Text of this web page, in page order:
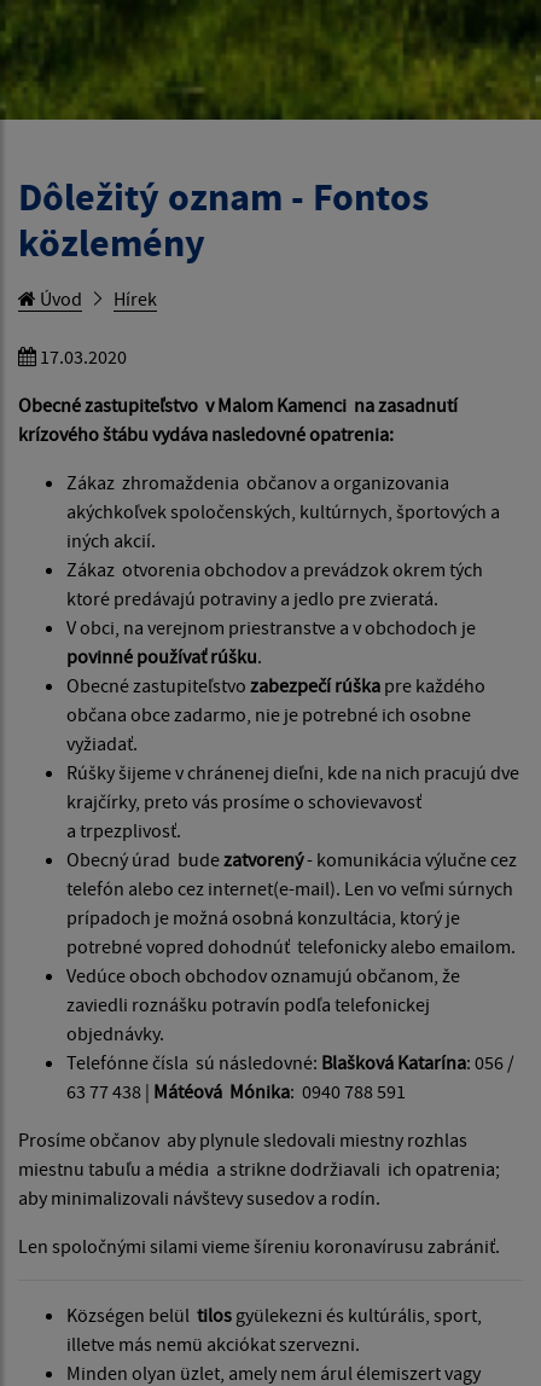
Dôležitý oznam - Fontos
közlemény
Úvod Hírek
17.03.2020
Obecné zastupiteľstvo v Malom Kamenci na zasadnutí
krízového štábu vydáva nasledovné opatrenia:
Zákaz zhromaždenia občanov a organizovania
akýchkoľvek spoločenských, kultúrnych, športových a
iných akcií.
Zákaz otvorenia obchodov a prevádzok okrem tých
ktoré predávajú potraviny a jedlo pre zvieratá.
V obci, na verejnom priestranstve a v obchodoch je
povinné používať rúšku.
Obecné zastupiteľstvo zabezpečí rúška pre každého
občana obce zadarmo, nie je potrebné ich osobne
vyžiadať.
Rúšky šijeme v chránenej dieľni, kde na nich pracujú dve
krajčírky, preto vás prosíme o schovievavosť
a trpezplivosť.
Obecný úrad budezatvorený- komunikácia výlučne cez
telefón alebo cez internet(e-mail). Len vo veľmi súrnych
prípadoch je možná osobná konzultácia, ktorý je
potrebné vopred dohodnúť telefonicky alebo emailom.
Vedúce oboch obchodov oznamujú občanom, že
zaviedli roznášku potravín podľa telefonickej
objednávky.
Telefónne čísla sú následovné: Blašková Katarína: 056 /
63 77 438 | Mátéová Mónika: 0940 788 591
Prosíme občanov aby plynule sledovali miestny rozhlas
miestnu tabuľu a média a strikne dodržiavali ich opatrenia;
aby minimalizovali návštevy susedov a rodín.
Len spoločnými silami vieme šíreniu koronavírusu zabrániť.
Községen belül tilos gyülekezni és kultúrális, sport,
illetve más nemü akciókat szervezni.
Minden olyan üzlet, amely nem árul élemiszert vagy